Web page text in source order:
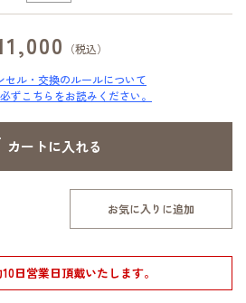
（税込）
セル・交換のルールについて
ずこちらをお読みください。
お気に入りに追加
日営業日頂戴いたします。